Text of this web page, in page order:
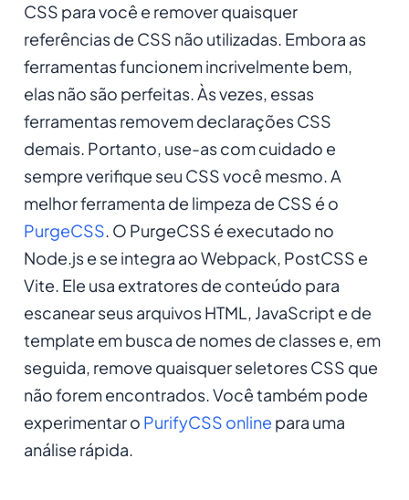
CSS para você e remover quaisquer
referências de CSS não utilizadas. Embora as
ferramentas funcionem incrivelmente bem,
elas não são perfeitas. Às vezes, essas
ferramentas removem declarações CSS
demais. Portanto, use-as com cuidado e
sempre verifique seu CSS você mesmo. A
melhor ferramenta de limpeza de CSS é o
PurgeCSS. O PurgeCSS é executado no
Node.js e se integra ao Webpack, PostCSS e
Vite. Ele usa extratores de conteúdo para
escanear seus arquivos HTML, JavaScript e de
template em busca de nomes de classes e, em
seguida, remove quaisquer seletores CSS que
não forem encontrados. Você também pode
experimentar o PurifyCSS online para uma
análise rápida.